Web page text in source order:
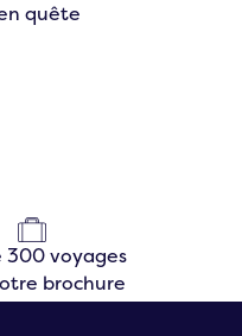
quête
300 voyages
brochure